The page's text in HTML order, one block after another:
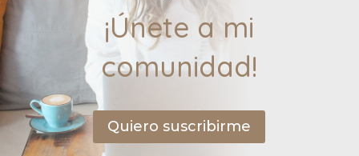
¡Únete a mi
comunidad!
Quiero suscribirme